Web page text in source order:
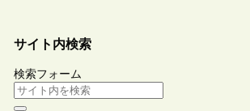
サイト内検索
検索フォーム